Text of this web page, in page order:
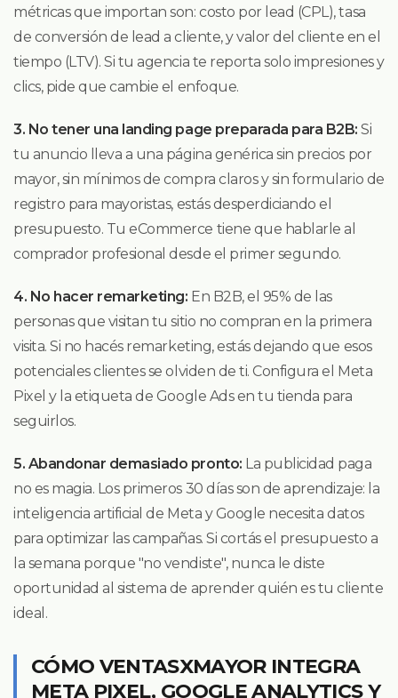
métricas que importan son: costo por lead (CPL), tasa
de conversión de lead a cliente, y valor del cliente en el
tiempo (LTV). Si tu agencia te reporta solo impresiones y
clics, pide que cambie el enfoque.
3. No tener una landing page preparada para B2B: Si
tu anuncio lleva a una página genérica sin precios por
mayor, sin mínimos de compra claros y sin formulario de
registro para mayoristas, estás desperdiciando el
presupuesto. Tu eCommerce tiene que hablarle al
comprador profesional desde el primer segundo.
4. No hacer remarketing: En B2B, el 95% de las
personas que visitan tu sitio no compran en la primera
visita. Si no hacés remarketing, estás dejando que esos
potenciales clientes se olviden de ti. Configura el Meta
Pixel y la etiqueta de Google Ads en tu tienda para
seguirlos.
5. Abandonar demasiado pronto: La publicidad paga
no es magia. Los primeros 30 días son de aprendizaje: la
inteligencia artificial de Meta y Google necesita datos
para optimizar las campañas. Si cortás el presupuesto a
la semana porque "no vendiste", nunca le diste
oportunidad al sistema de aprender quién es tu cliente
ideal.
CÓMO VENTASXMAYOR INTEGRA
META PIXEL, GOOGLE ANALYTICS Y